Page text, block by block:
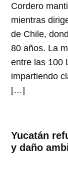
Cordero
mientras
de Chile,
80 años. La
entre las 100
impartiendo
[…]
Yucatán
y daño